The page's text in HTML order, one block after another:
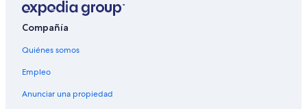
Hoteles en Moena
Hoteles cerca de Trincheras y Monumento a la I Guerra
Hoteles con spa en Obereggen
Hoteles con hidromasaje en Obereggen
Compañía
Quiénes somos
Empleo
Anunciar una propiedad